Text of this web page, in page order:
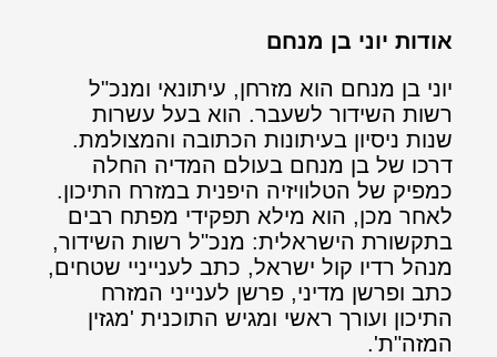
אודות יוני בן מנחם
יוני בן מנחם הוא מזרחן, עיתונאי ומנכ"ל
רשות השידור לשעבר. הוא בעל עשרות
שנות ניסיון בעיתונות הכתובה והמצולמת.
דרכו של בן מנחם בעולם המדיה החלה
כמפיק של הטלוויזיה היפנית במזרח התיכון.
לאחר מכן, הוא מילא תפקידי מפתח רבים
בתקשורת הישראלית: מנכ"ל רשות השידור,
מנהל רדיו קול ישראל, כתב לענייניי שטחים,
כתב ופרשן מדיני, פרשן לענייני המזרח
התיכון ועורך ראשי ומגיש התוכנית 'מגזין
המזה"ת'.